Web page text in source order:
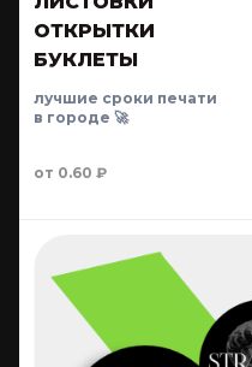
ОТКРЫТКИ
БУКЛЕТЫ
лучшие сроки печати
в городе 🚀
от 0.60 ₽